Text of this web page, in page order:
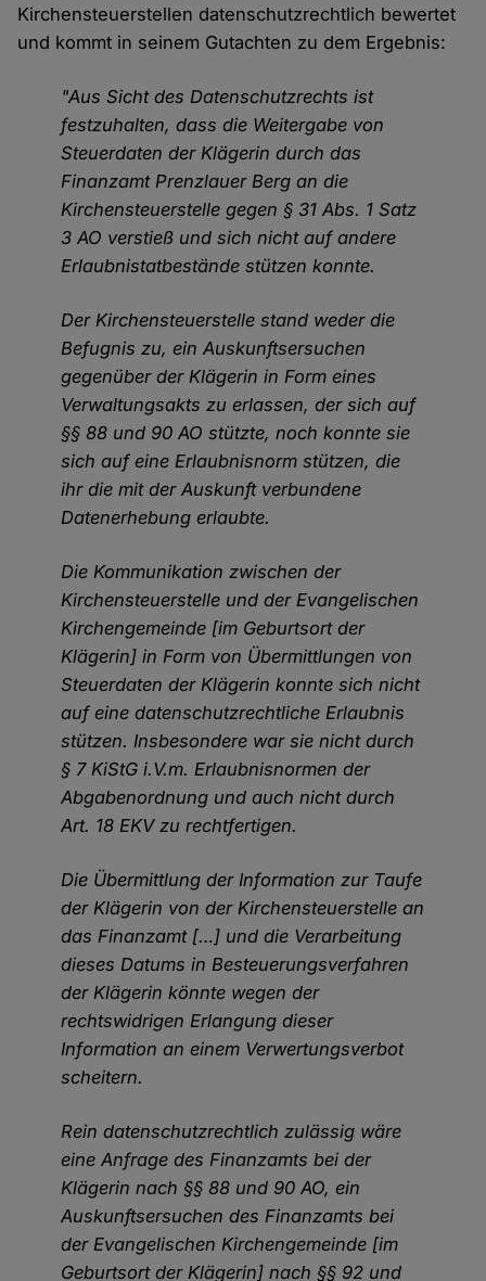
Kirchensteuerstellen datenschutzrechtlich bewertet
und kommt in seinem Gutachten zu dem Ergebnis:
"Aus Sicht des Datenschutzrechts ist
festzuhalten, dass die Weitergabe von
Steuerdaten der Klägerin durch das
Finanzamt Prenzlauer Berg an die
Kirchensteuerstelle gegen § 31 Abs. 1 Satz
3 AO verstieß und sich nicht auf andere
Erlaubnistatbestände stützen konnte.
Der Kirchensteuerstelle stand weder die
Befugnis zu, ein Auskunftsersuchen
gegenüber der Klägerin in Form eines
Verwaltungsakts zu erlassen, der sich auf
§§ 88 und 90 AO stützte, noch konnte sie
sich auf eine Erlaubnisnorm stützen, die
ihr die mit der Auskunft verbundene
Datenerhebung erlaubte.
Die Kommunikation zwischen der
Kirchensteuerstelle und der Evangelischen
Kirchengemeinde [im Geburtsort der
Klägerin] in Form von Übermittlungen von
Steuerdaten der Klägerin konnte sich nicht
auf eine datenschutzrechtliche Erlaubnis
stützen. Insbesondere war sie nicht durch
§ 7 KiStG i.V.m. Erlaubnisnormen der
Abgabenordnung und auch nicht durch
Art. 18 EKV zu rechtfertigen.
Die Übermittlung der Information zur Taufe
der Klägerin von der Kirchensteuerstelle an
das Finanzamt […] und die Verarbeitung
dieses Datums in Besteuerungsverfahren
der Klägerin könnte wegen der
rechtswidrigen Erlangung dieser
Information an einem Verwertungsverbot
scheitern.
Rein datenschutzrechtlich zulässig wäre
eine Anfrage des Finanzamts bei der
Klägerin nach §§ 88 und 90 AO, ein
Auskunftsersuchen des Finanzamts bei
der Evangelischen Kirchengemeinde [im
Geburtsort der Klägerin] nach §§ 92 und